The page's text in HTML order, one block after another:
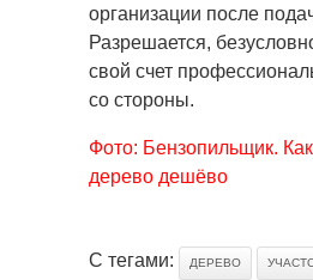
организации после
Разрешается,
свой счет
со стороны.
Фото: Бензопильщик.
дерево дешёво
С тегами: ДЕРЕВО